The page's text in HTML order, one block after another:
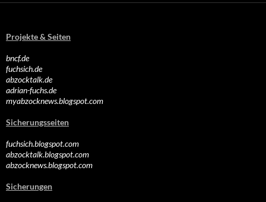
Projekte & Seiten
bncf.de
fuchsich.de
abzocktalk.de
adrian-fuchs.de
myabzocknews.blogspot.com
Sicherungsseiten
fuchsich.blogspot.com
abzocktalk.blogspot.com
abzocknews.blogspot.com
Sicherungen